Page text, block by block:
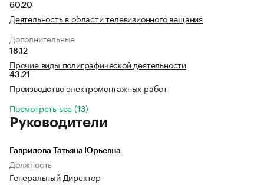
60.20
Деятельность в области телевизионного вещания
Дополнительные
18.12
Прочие виды полиграфической деятельности
43.21
Производство электромонтажных работ
Посмотреть все (13)
Руководители
Гаврилова Татьяна Юрьевна
Должность
Генеральный Директор